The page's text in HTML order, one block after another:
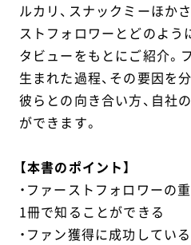
ルカリ、スナックミーほか
ストフォロワーとどのよう
タビューをもとにご紹介。
生まれた過程、その要因を
彼らとの向き合い方、自社
ができます。
【本書のポイント】
・ファーストフォロワーの
1冊で知ることができる
・ファン獲得に成功してい